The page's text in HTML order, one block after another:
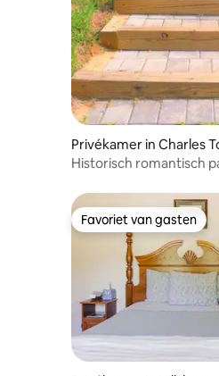
Privékamer in Charles
Historisch romantisch
Favoriet van gasten
Favoriet van gasten